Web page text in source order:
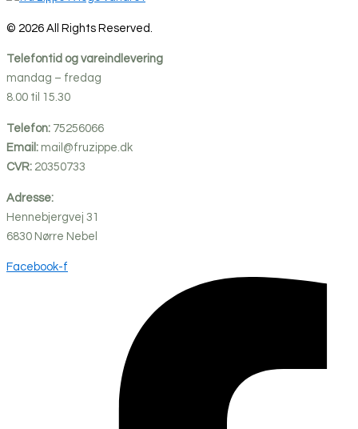
© 2026 All Rights Reserved.
Telefontid og vareindlevering
mandag – fredag
8.00 til 15.30
Telefon: 75256066
Email: mail@fruzippe.dk
CVR: 20350733
Adresse:
Hennebjergvej 31
6830 Nørre Nebel
Facebook-f